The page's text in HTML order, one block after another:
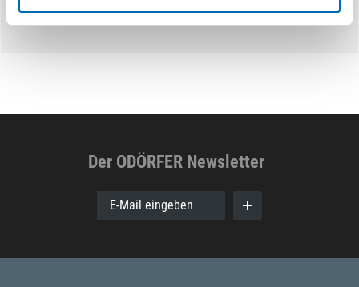
Der ODÖRFER Newsletter
E-Mail eingeben